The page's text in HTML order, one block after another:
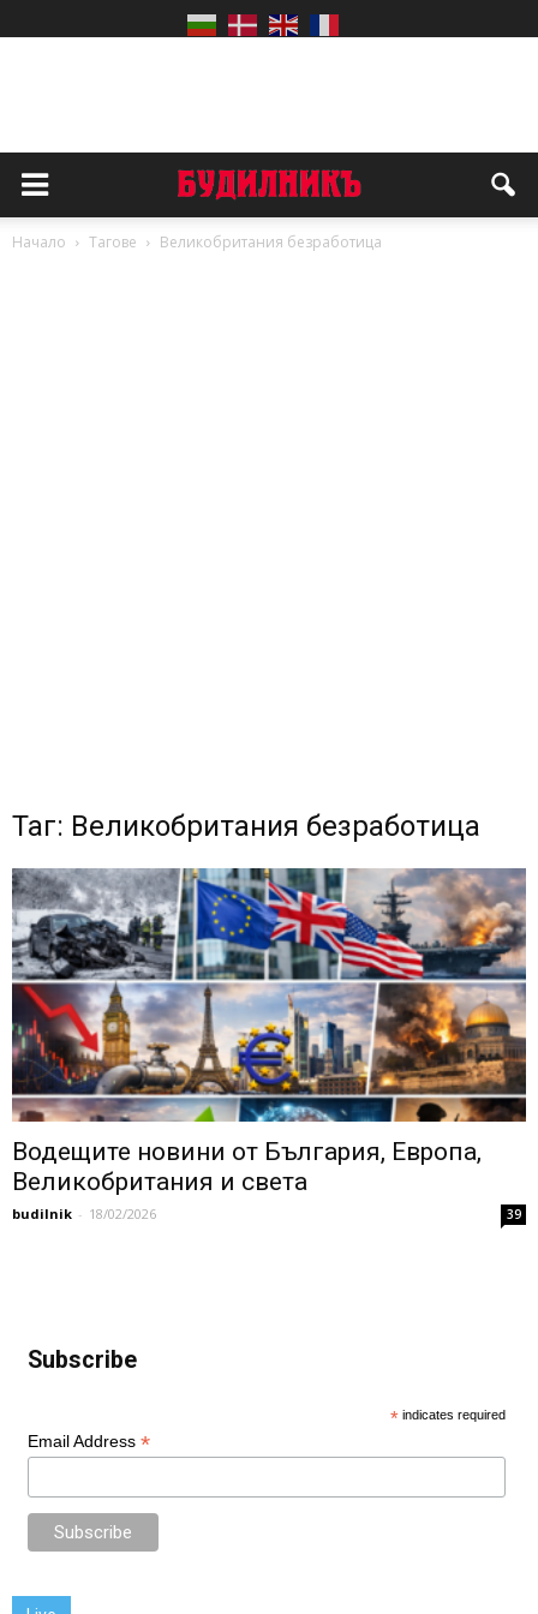
Начало Тагове Великобритания безработица
Таг: Великобритания безработица
Водещите новини от България, Европа,
Великобритания и света
budilnik - 18/02/2026 39
Subscribe
* indicates required
Email Address *